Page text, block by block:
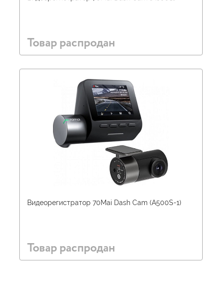
Товар распродан
Видеорегистратор 70Mai Dash Cam (A500S-1)
Товар распродан